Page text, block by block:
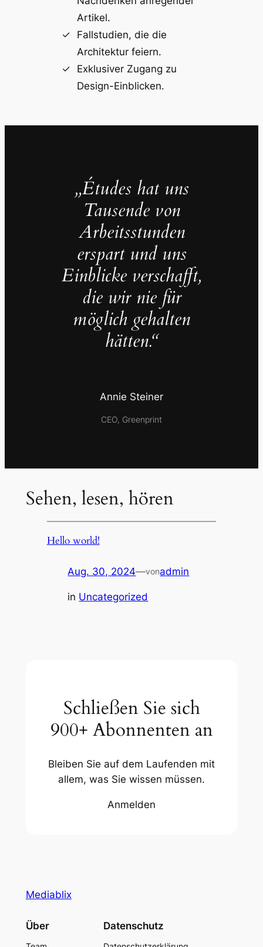
Artikel.
Fallstudien, die die
Architektur feiern.
Exklusiver Zugang zu
Design-Einblicken.
„Études hat uns
Tausende von
Arbeitsstunden
erspart und uns
Einblicke verschafft,
die wir nie für
möglich gehalten
hätten.“
Annie Steiner
CEO, Greenprint
Sehen, lesen, hören
Hello world!
Aug. 30, 2024—vonadmin
in Uncategorized
Schließen Sie sich
900+ Abonnenten an
Bleiben Sie auf dem Laufenden mit
allem, was Sie wissen müssen.
Anmelden
Mediablix
Über Datenschutz